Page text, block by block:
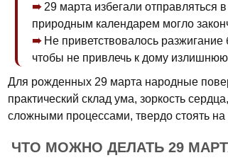
29 марта избегали отправляться
природным календарем могло
Не приветствовалось
чтобы не привлечь к дому излишнюю
Для рожденных 29 марта народные
практический склад ума, зоркость
сложными процессами, твердо стоять
ЧТО МОЖНО ДЕЛАТЬ 29